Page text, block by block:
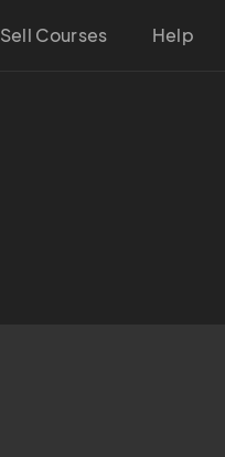
Sell Courses Help